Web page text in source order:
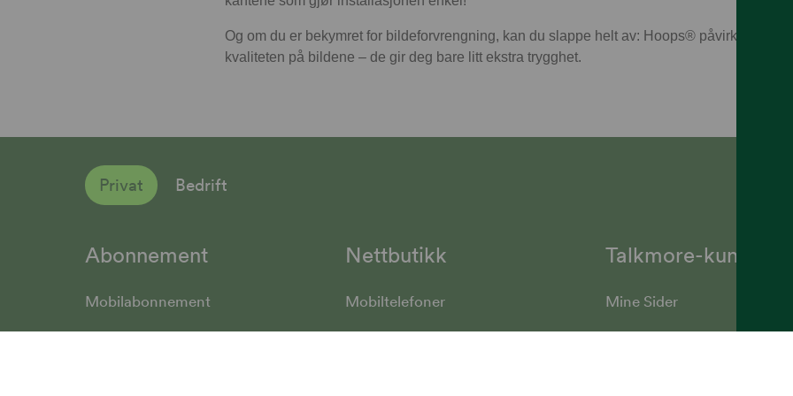
Og om du er bekymret for bildeforvrengning, kan du slappe helt av: Hoops® påvirker
kvaliteten på bildene – de gir deg bare litt ekstra trygghet.
Privat Bedrift
Abonnement
Mobilabonnement
Internett fra Talkmore
Nettbutikk
Mobiltelefoner
Mobilforsikring
Talkmore-kunder
Mine Sider
Talkmore-appen